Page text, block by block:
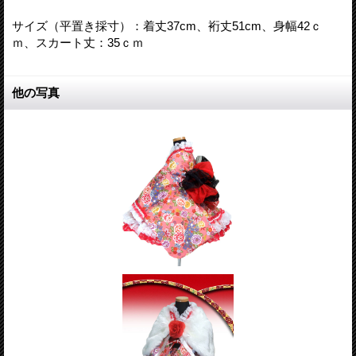
サイズ（平置き採寸）：着丈37cm、裄丈51cm、身幅42ｃ
ｍ、スカート丈：35ｃｍ
他の写真